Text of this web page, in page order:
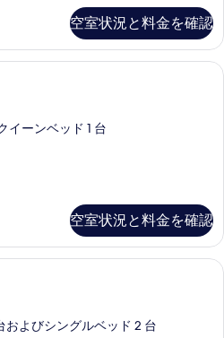
空室状況と料金を確認
エジプト綿のシーツ、高級寝具、ミ
イーンベッド 1 台
空室状況と料金を確認
エジプト綿のシーツ、高級寝具、ミ
およびシングルベッド 2 台